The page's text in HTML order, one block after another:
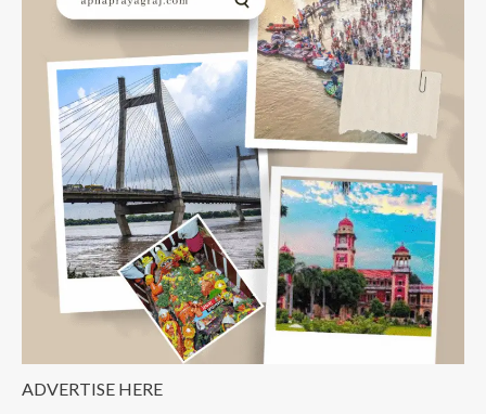
का
प्रयागराज
आगमन
कल
ADVERTISE HERE